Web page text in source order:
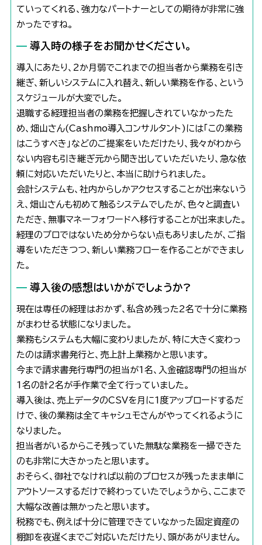
ていってくれる、強力なパートナーとしての期待が非常に強
かったですね。
導入時の様子をお聞かせください。
導入にあたり、2か月弱でこれまでの担当者から業務を引き
継ぎ、新しいシステムに入れ替え、新しい業務を作る、という
スケジュールが大変でした。
退職する経理担当者の業務を把握しきれていなかったた
め、畑山さん(Cashmo導入コンサルタント)には「この業務
はこうすべき」などのご提案をいただけたり、我々がわから
ない内容も引き継ぎ元から聞き出していただいたり、急な依
頼に対応いただいたりと、本当に助けられました。
会計システムも、社内からしかアクセスすることが出来ないう
え、畑山さんも初めて触るシステムでしたが、色々と調査い
ただき、無事マネーフォワードへ移行することが出来ました。
経理のプロではないため分からない点もありましたが、ご指
導をいただきつつ、新しい業務フローを作ることができまし
た。
導入後の感想はいかがでしょうか?
現在は専任の経理はおかず、私含め残った2名で十分に業務
がまわせる状態になりました。
業務もシステムも大幅に変わりましたが、特に大きく変わっ
たのは請求書発行と、売上計上業務かと思います。
今まで請求書発行専門の担当が1名、入金確認専門の担当が
1名の計2名が手作業で全て行っていました。
導入後は、売上データのCSVを月に1度アップロードするだ
けで、後の業務は全てキャシュモさんがやってくれるように
なりました。
担当者がいるからこそ残っていた無駄な業務を一掃できた
のも非常に大きかったと思います。
おそらく、御社でなければ以前のプロセスが残ったまま単に
アウトソースするだけで終わっていたでしょうから、ここまで
大幅な改善は無かったと思います。
税務でも、例えば十分に管理できていなかった固定資産の
棚卸を夜遅くまでご対応いただけたり、頭があがりません。